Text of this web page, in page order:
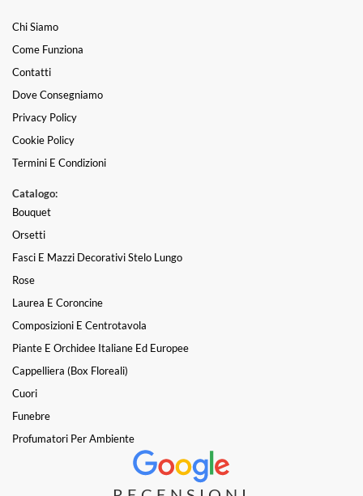
Chi Siamo
Come Funziona
Contatti
Dove Consegniamo
Privacy Policy
Cookie Policy
Termini E Condizioni
Catalogo:
Bouquet
Orsetti
Fasci E Mazzi Decorativi Stelo Lungo
Rose
Laurea E Coroncine
Composizioni E Centrotavola
Piante E Orchidee Italiane Ed Europee
Cappelliera (box Floreali)
Cuori
Funebre
Profumatori Per Ambiente